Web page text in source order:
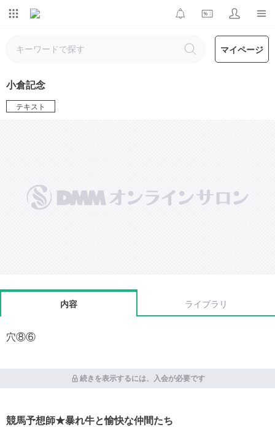
マイページ
小倉記念
テキスト
内容 ライブラリ
穴⑧⑥
続きを表示するには、入会が必要です
競馬予想師★暴れ牛と愉快な仲間たち